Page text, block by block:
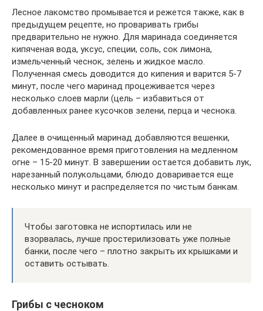
Лесное лакомство промывается и режется также, как в
предыдущем рецепте, но проваривать грибы
предварительно не нужно. Для маринада соединяется
кипяченая вода, уксус, специи, соль, сок лимона,
измельченный чеснок, зелень и жидкое масло.
Полученная смесь доводится до кипения и варится 5-7
минут, после чего маринад процеживается через
несколько слоев марли (цель – избавиться от
добавленных ранее кусочков зелени, перца и чеснока.
Далее в очищенный маринад добавляются вешенки,
рекомендованное время приготовления на медленном
огне – 15-20 минут. В завершении остается добавить лук,
нарезанный полукольцами, блюдо доваривается еще
несколько минут и распределяется по чистым банкам.
Чтобы заготовка не испортилась или не
взорвалась, лучше простерилизовать уже полные
банки, после чего – плотно закрыть их крышками и
оставить остывать.
Грибы с чесноком